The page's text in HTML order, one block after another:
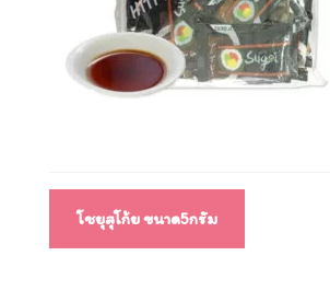
เรื่องโชยุสุโก้ย ขนาด5กรัม